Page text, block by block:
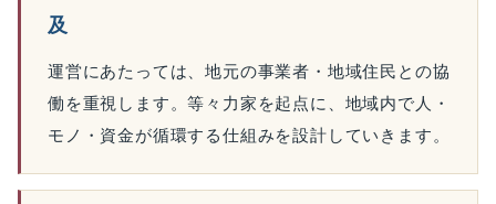
及
運営にあたっては、地元の事業者・地域住民との協
働を重視します。等々力家を起点に、地域内で人・
モノ・資金が循環する仕組みを設計していきます。